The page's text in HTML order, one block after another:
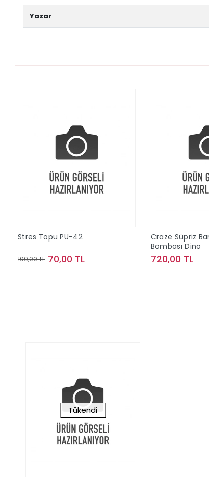
Yazar
Stres Topu PU-42
100,00 TL 70,00 TL
Craze Süpriz
Bombası Dino
720,00 TL
Tükendi